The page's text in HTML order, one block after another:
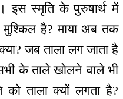
इस स्मृति के पुरुषार्थ में
है? माया अब तक
जब ताला लग जाता है
के ताले खोलने वाले भी
ताला क्यों लगता है?